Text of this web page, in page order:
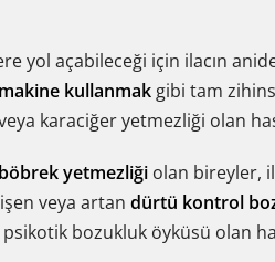
yol açabileceği için ilacın
kullanmak gibi tam
karaciğer yetmezliği olan
böbrek yetmezliği olan bireyler,
veya artan dürtü kontrol
bozukluk öyküsü olan